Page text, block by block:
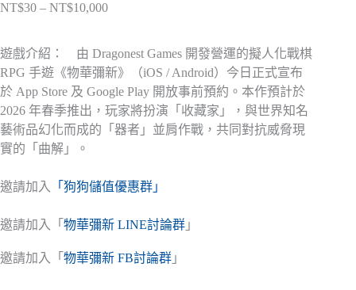
NT$30 – NT$10,000價
範
圍：
NT$30
到
NT$10,000
遊戲介紹： 由 Dragonest Games 開發營運的擬人化戰棋
RPG 手遊《物華彌新》（iOS / Android）今日正式宣布
於 App Store 及 Google Play 開放事前預約。本作預計於
2026 年春季推出，玩家將扮演「收藏家」，與世界知名
藝術品幻化而成的「器者」並肩作戰，共同對抗威脅現
實的「曲解」。
邀請加入 「狗狗儲值優惠群」
邀請加入「 物華彌新 LINE討論群 」
邀請加入「 物華彌新 FB討論群 」